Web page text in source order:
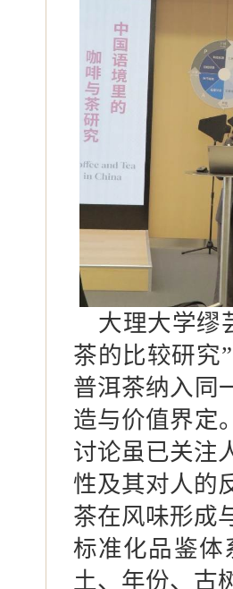
大理大学缪
茶的比较研究”
普洱茶纳入同
造与价值界定
讨论虽已关注
性及其对人的
茶在风味形成
标准化品鉴体
土、年份、古